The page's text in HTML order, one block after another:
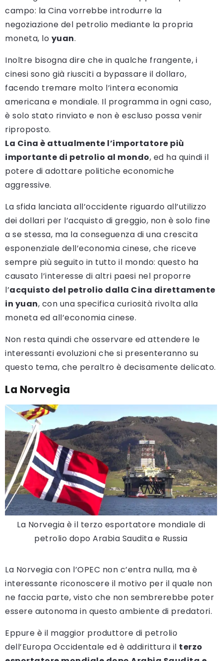
campo: la Cina vorrebbe introdurre la
negoziazione del petrolio mediante la propria
moneta, lo yuan.
Inoltre bisogna dire che in qualche frangente, i
cinesi sono già riusciti a bypassare il dollaro,
facendo tremare molto l’intera economia
americana e mondiale. Il programma in ogni caso,
è solo stato rinviato e non è escluso possa venir
riproposto.
La Cina è attualmente l’importatore più
importante di petrolio al mondo, ed ha quindi il
potere di adottare politiche economiche
aggressive.
La sfida lanciata all’occidente riguardo all’utilizzo
dei dollari per l’acquisto di greggio, non è solo fine
a se stessa, ma la conseguenza di una crescita
esponenziale dell’economia cinese, che riceve
sempre più seguito in tutto il mondo: questo ha
causato l’interesse di altri paesi nel proporre
l’acquisto del petrolio dalla Cina direttamente
in yuan, con una specifica curiosità rivolta alla
moneta ed all’economia cinese.
Non resta quindi che osservare ed attendere le
interessanti evoluzioni che si presenteranno su
questo tema, che peraltro è decisamente delicato.
La Norvegia
La Norvegia è il terzo esportatore mondiale di
petrolio dopo Arabia Saudita e Russia
La Norvegia con l’OPEC non c’entra nulla, ma è
interessante riconoscere il motivo per il quale non
ne faccia parte, visto che non sembrerebbe poter
essere autonoma in questo ambiente di predatori.
Eppure è il maggior produttore di petrolio
dell’Europa Occidentale ed è addirittura il terzo